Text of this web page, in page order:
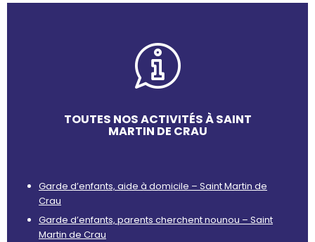
TOUTES NOS ACTIVITÉS À SAINT
MARTIN DE CRAU
Garde d’enfants, aide à domicile – Saint Martin de
Crau
Garde d’enfants, parents cherchent nounou – Saint
Martin de Crau